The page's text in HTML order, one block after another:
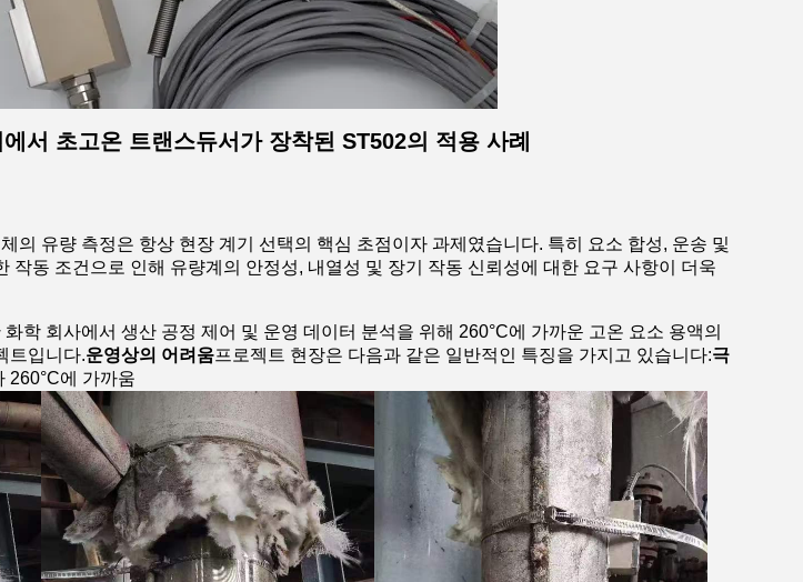
서 초고온 트랜스듀서가 장착된 ST502의 적용 사례
의 유량 측정은 항상 현장 계기 선택의 핵심 초점이자 과제였습니다. 특히 요소 합성, 운송 및
작동 조건으로 인해 유량계의 안정성, 내열성 및 장기 작동 신뢰성에 대한 요구 사항이 더욱
학 회사에서 생산 공정 제어 및 운영 데이터 분석을 위해 260°C에 가까운 고온 요소 용액의
트입니다.운영상의 어려움프로젝트 현장은 다음과 같은 일반적인 특징을 가지고 있습니다:극
260°C에 가까움